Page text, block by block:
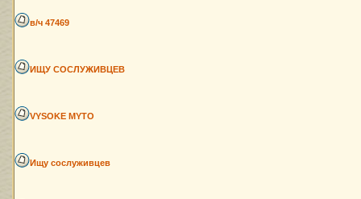
в/ч 47469
ИЩУ СОСЛУЖИВЦЕВ
VYSOKE MYTO
Ищу сослуживцев